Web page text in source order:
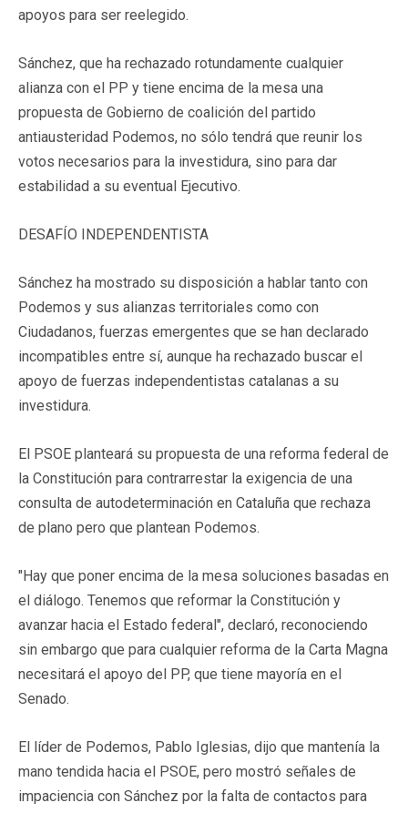
apoyos para ser reelegido.
Sánchez, que ha rechazado rotundamente cualquier
alianza con el PP y tiene encima de la mesa una
propuesta de Gobierno de coalición del partido
antiausteridad Podemos, no sólo tendrá que reunir los
votos necesarios para la investidura, sino para dar
estabilidad a su eventual Ejecutivo.
DESAFÍO INDEPENDENTISTA
Sánchez ha mostrado su disposición a hablar tanto con
Podemos y sus alianzas territoriales como con
Ciudadanos, fuerzas emergentes que se han declarado
incompatibles entre sí, aunque ha rechazado buscar el
apoyo de fuerzas independentistas catalanas a su
investidura.
El PSOE planteará su propuesta de una reforma federal de
la Constitución para contrarrestar la exigencia de una
consulta de autodeterminación en Cataluña que rechaza
de plano pero que plantean Podemos.
"Hay que poner encima de la mesa soluciones basadas en
el diálogo. Tenemos que reformar la Constitución y
avanzar hacia el Estado federal", declaró, reconociendo
sin embargo que para cualquier reforma de la Carta Magna
necesitará el apoyo del PP, que tiene mayoría en el
Senado.
El líder de Podemos, Pablo Iglesias, dijo que mantenía la
mano tendida hacia el PSOE, pero mostró señales de
impaciencia con Sánchez por la falta de contactos para